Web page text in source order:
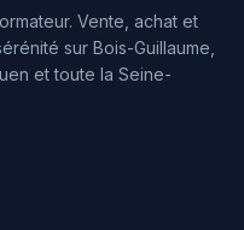
. Vente, achat et
sur Bois-Guillaume,
et toute la Seine-